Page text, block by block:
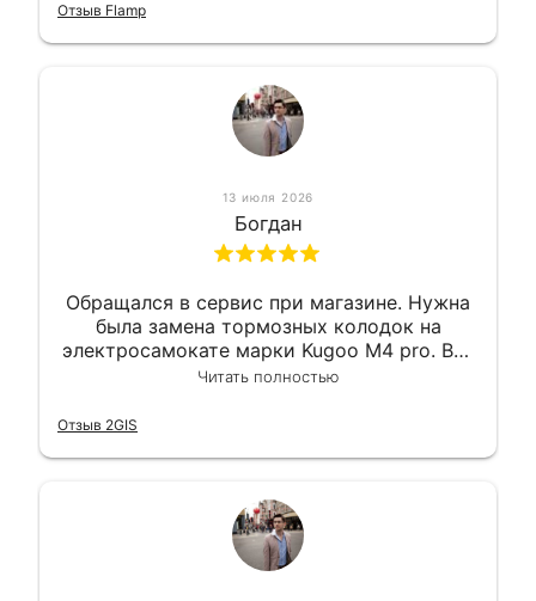
Отзыв Flamp
13 июля 2026
Богдан
Обращался в сервис при магазине. Нужна
была замена тормозных колодок на
электросамокате марки Kugoo M4 pro. Всё
сделали в лучшем виде и в максимально
гарантии, поэтому и обратился в этот
Читать полностью
Отзыв 2GIS